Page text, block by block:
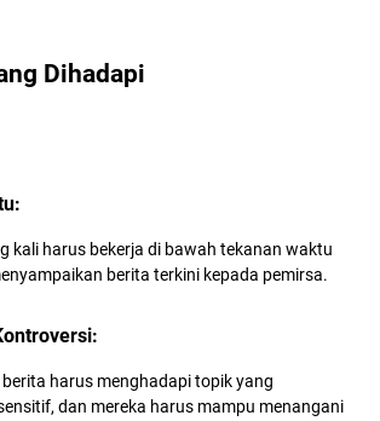
Dihadapi
kali harus bekerja di bawah tekanan waktu
berita terkini kepada pemirsa.
harus menghadapi topik yang
dan mereka harus mampu menangani